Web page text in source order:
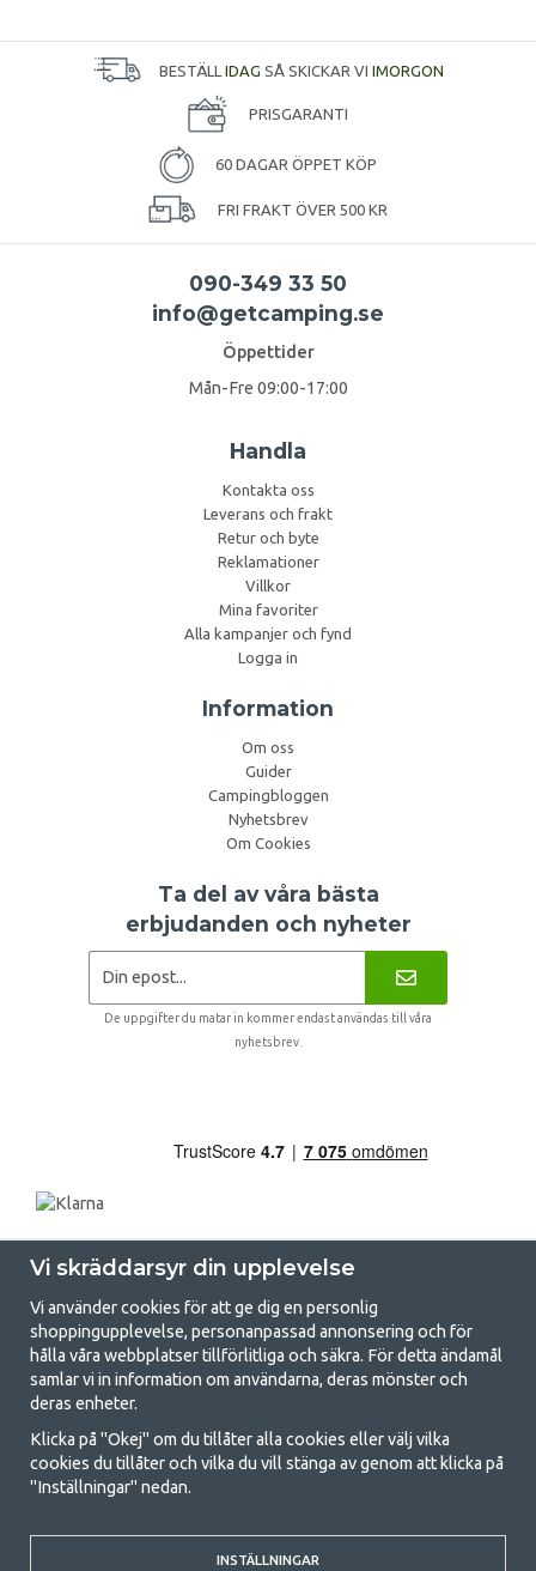
BESTÄLL IDAG SÅ SKICKAR VI IMORGON
PRISGARANTI
60 DAGAR ÖPPET KÖP
FRI FRAKT ÖVER 500 KR
090-349 33 50
info@getcamping.se
Öppettider
Mån-Fre 09:00-17:00
Handla
Kontakta oss
Leverans och frakt
Retur och byte
Reklamationer
Villkor
Mina favoriter
Alla kampanjer och fynd
Logga in
Information
Om oss
Guider
Campingbloggen
Nyhetsbrev
Om Cookies
Ta del av våra bästa
erbjudanden och nyheter
De uppgifter du matar in kommer endast användas till våra
nyhetsbrev.
GetCamping.se - Din butik för camping
och uteliv
Att campa kan antingen vara en livsstil eller ett sätt att samla familjen
för ett gemensamt äventyr. Oavsett vilken kategori du tillhör hittar du
med att campa så därför erbjuder vi riktigt bra priser på familjetält,
husvagnstält och all annan utrustning för camping och friluftsliv. Vårt
Vi skräddarsyr din upplevelse
Vi använder cookies för att ge dig en personlig
shoppingupplevelse, personanpassad annonsering och för
hålla våra webbplatser tillförlitliga och säkra. För detta ändamål
samlar vi in information om användarna, deras mönster och
deras enheter.
Klicka på "Okej" om du tillåter alla cookies eller välj vilka
cookies du tillåter och vilka du vill stänga av genom att klicka på
"Inställningar" nedan.
INSTÄLLNINGAR